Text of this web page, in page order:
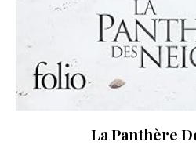
La Panthère